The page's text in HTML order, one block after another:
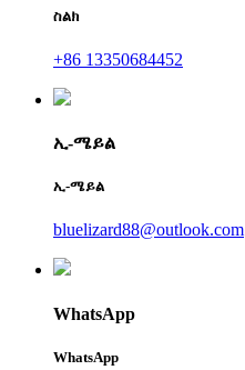
ስልክ
+86 13350684452
ኢ-ሜይል
ኢ-ሜይል
bluelizard88@outlook.com
WhatsApp
WhatsApp